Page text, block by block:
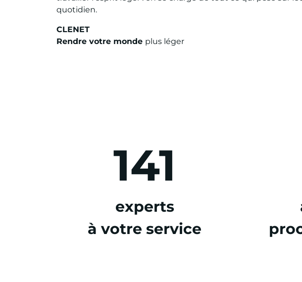
quotidien.
CLENET
Rendre votre monde plus léger
141
experts
à votre service